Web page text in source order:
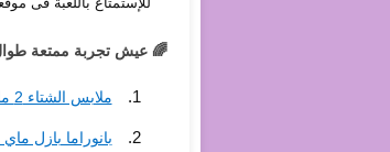
🌈 عيش تجربة ممتعة طوال اليوم مع موضة الشتاء 3 ماي ليتل
ملابس الشتاء 2 ماي ليتل بوني – لعبة تلبيس شتوية ملونة وممتعة لمهور إكوستريا
بانوراما بازل